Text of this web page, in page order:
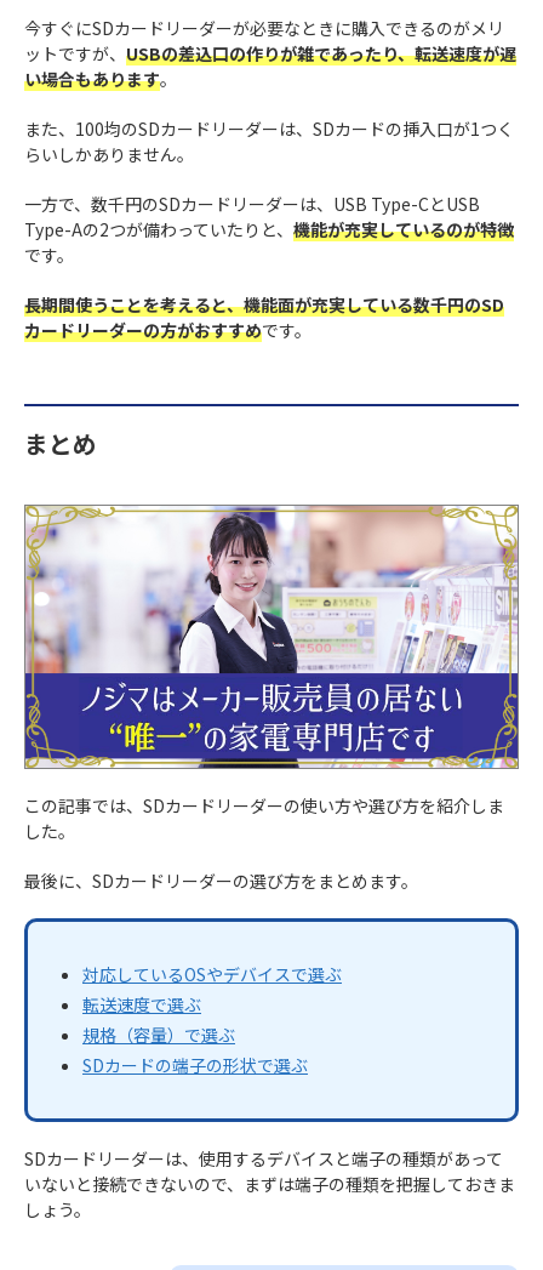
今すぐにSDカードリーダーが必要なときに購入できるのがメリ
ットですが、 USBの差込口の作りが雑であったり、転送速度が遅
い場合もあります。
また、100均のSDカードリーダーは、SDカードの挿入口が1つく
らいしかありません。
一方で、数千円のSDカードリーダーは、USB Type-CとUSB
Type-Aの2つが備わっていたりと、 機能が充実しているのが特徴
です。
長期間使うことを考えると、機能面が充実している数千円のSD
カードリーダーの方がおすすめです。
まとめ
この記事では、SDカードリーダーの使い方や選び方を紹介しま
した。
最後に、SDカードリーダーの選び方をまとめます。
対応しているOSやデバイスで選ぶ
転送速度で選ぶ
規格（容量）で選ぶ
SDカードの端子の形状で選ぶ
SDカードリーダーは、使用するデバイスと端子の種類があって
いないと接続できないので、まずは端子の種類を把握しておきま
しょう。